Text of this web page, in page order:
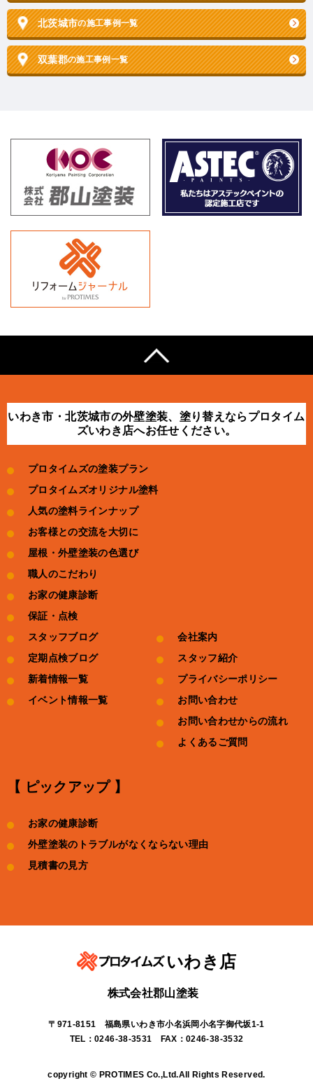
北茨城市の施工事例一覧
双葉郡の施工事例一覧
いわき市・北茨城市の外壁塗装、塗り替えならプロタイム
ズいわき店へお任せください。
プロタイムズの塗装プラン
プロタイムズオリジナル塗料
人気の塗料ラインナップ
お客様との交流を大切に
屋根・外壁塗装の色選び
職人のこだわり
お家の健康診断
保証・点検
スタッフブログ
定期点検ブログ
新着情報一覧
イベント情報一覧
会社案内
スタッフ紹介
プライバシーポリシー
お問い合わせ
お問い合わせからの流れ
よくあるご質問
【 ピックアップ 】
お家の健康診断
外壁塗装のトラブルがなくならない理由
見積書の見方
いわき店
株式会社郡山塗装
〒971-8151 福島県いわき市小名浜岡小名字御代坂1-1
TEL：0246-38-3531 FAX：0246-38-3532
copyright © PROTIMES Co.,Ltd.All Rights Reserved.